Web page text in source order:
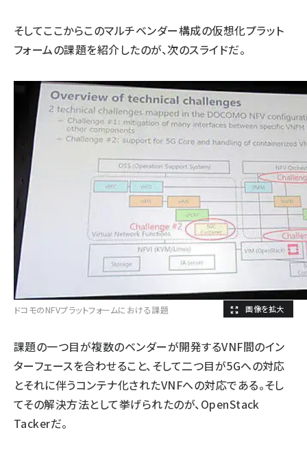
そしてここからこのマルチベンダー構成の仮想化プラット
フォームの課題を紹介したのが、次のスライドだ。
ドコモのNFVプラットフォームにおける課題
課題の一つ目が複数のベンダーが開発するVNF間のイン
ターフェースを合わせること、そして二つ目が5Gへの対応
とそれに伴うコンテナ化されたVNFへの対応である。そし
てその解決方法として挙げられたのが、OpenStack
Tackerだ。